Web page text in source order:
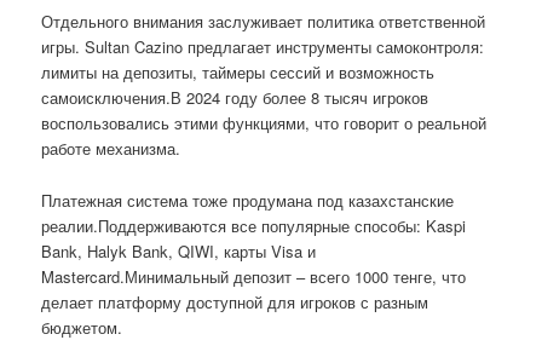
Отдельного внимания заслуживает политика ответственной
игры. Sultan Cazino предлагает инструменты самоконтроля:
лимиты на депозиты, таймеры сессий и возможность
самоисключения.В 2024 году более 8 тысяч игроков
воспользовались этими функциями, что говорит о реальной
работе механизма.
Платежная система тоже продумана под казахстанские
реалии.Поддерживаются все популярные способы: Kaspi
Bank, Halyk Bank, QIWI, карты Visa и
Mastercard.Минимальный депозит – всего 1000 тенге, что
делает платформу доступной для игроков с разным
бюджетом.